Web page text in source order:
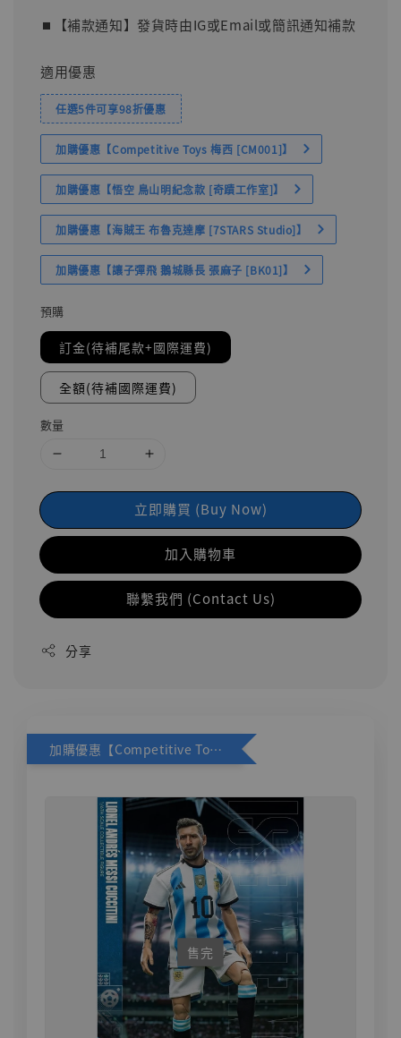
⏹︎【補款通知】發貨時由IG或Email或簡訊通知補款
適用優惠
任選5件可享98折優惠
加購優惠【Competitive Toys 梅西 [CM001]】
加購優惠【悟空 鳥山明紀念款 [奇蹟工作室]】
加購優惠【海賊王 布魯克達摩 [7STARS Studio]】
加購優惠【讓子彈飛 鵝城縣長 張麻子 [BK01]】
預購
訂金(待補尾款+國際運費)
全額(待補國際運費)
數量
立即購買 (Buy Now)
加入購物車
聯繫我們 (Contact Us)
分享
加購優惠【Competitive Toys 梅西 [CM001]】
售完